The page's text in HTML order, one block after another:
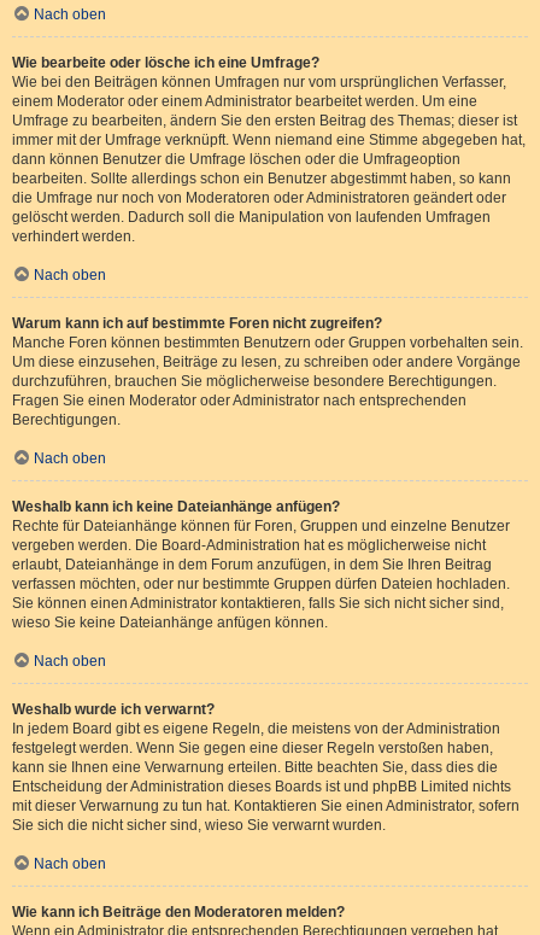
Nach oben
Wie bearbeite oder lösche ich eine Umfrage?
Wie bei den Beiträgen können Umfragen nur vom ursprünglichen Verfasser,
einem Moderator oder einem Administrator bearbeitet werden. Um eine
Umfrage zu bearbeiten, ändern Sie den ersten Beitrag des Themas; dieser ist
immer mit der Umfrage verknüpft. Wenn niemand eine Stimme abgegeben hat,
dann können Benutzer die Umfrage löschen oder die Umfrageoption
bearbeiten. Sollte allerdings schon ein Benutzer abgestimmt haben, so kann
die Umfrage nur noch von Moderatoren oder Administratoren geändert oder
gelöscht werden. Dadurch soll die Manipulation von laufenden Umfragen
verhindert werden.
Nach oben
Warum kann ich auf bestimmte Foren nicht zugreifen?
Manche Foren können bestimmten Benutzern oder Gruppen vorbehalten sein.
Um diese einzusehen, Beiträge zu lesen, zu schreiben oder andere Vorgänge
durchzuführen, brauchen Sie möglicherweise besondere Berechtigungen.
Fragen Sie einen Moderator oder Administrator nach entsprechenden
Berechtigungen.
Nach oben
Weshalb kann ich keine Dateianhänge anfügen?
Rechte für Dateianhänge können für Foren, Gruppen und einzelne Benutzer
vergeben werden. Die Board-Administration hat es möglicherweise nicht
erlaubt, Dateianhänge in dem Forum anzufügen, in dem Sie Ihren Beitrag
verfassen möchten, oder nur bestimmte Gruppen dürfen Dateien hochladen.
Sie können einen Administrator kontaktieren, falls Sie sich nicht sicher sind,
wieso Sie keine Dateianhänge anfügen können.
Nach oben
Weshalb wurde ich verwarnt?
In jedem Board gibt es eigene Regeln, die meistens von der Administration
festgelegt werden. Wenn Sie gegen eine dieser Regeln verstoßen haben,
kann sie Ihnen eine Verwarnung erteilen. Bitte beachten Sie, dass dies die
Entscheidung der Administration dieses Boards ist und phpBB Limited nichts
mit dieser Verwarnung zu tun hat. Kontaktieren Sie einen Administrator, sofern
Sie sich die nicht sicher sind, wieso Sie verwarnt wurden.
Nach oben
Wie kann ich Beiträge den Moderatoren melden?
Wenn ein Administrator die entsprechenden Berechtigungen vergeben hat,